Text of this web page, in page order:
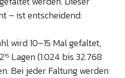
– ist entscheidend:
wird 10–15 Mal gefaltet,
Lagen (1.024 bis 32.768
Bei jeder Faltung werden